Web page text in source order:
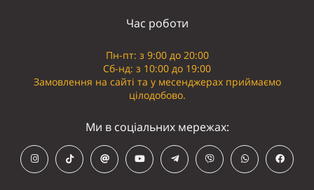
Час роботи
Пн-пт: з 9:00 до 20:00
Сб-нд: з 10:00 до 19:00
Замовлення на сайті та у месенджерах приймаємо
цілодобово.
Ми в соціальних мережах: